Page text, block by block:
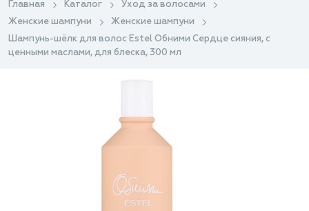
Главная Каталог
Уход за волосами
Женские шампуни
Женские шампуни
Шампунь-шёлк для волос Estel Обними Сердце сияния, с
ценными маслами, для блеска, 300 мл